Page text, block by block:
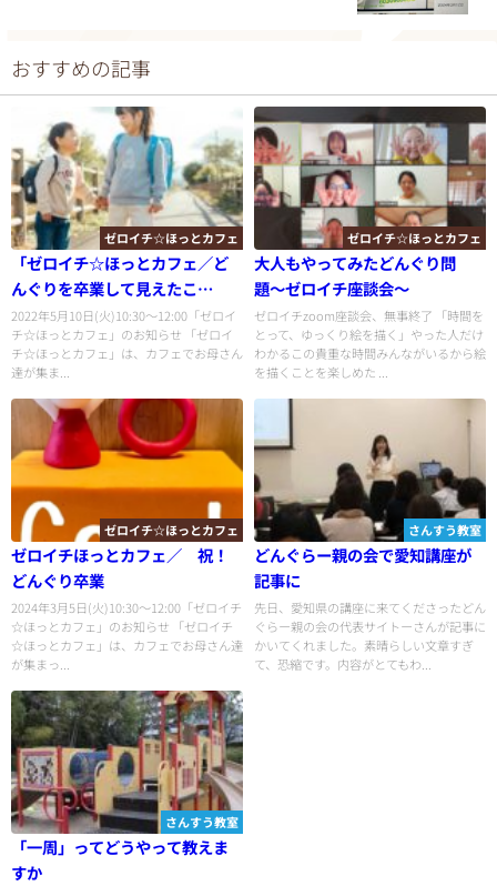
おすすめの記事
ゼロイチ☆ほっとカフェ
「ゼロイチ☆ほっとカフェ／ど
んぐりを卒業して見えたこ
と・・・
2022年5月10日(火)10:30〜12:00「ゼロイ
チ☆ほっとカフェ」のお知らせ 「ゼロイ
チ☆ほっとカフェ」は、カフェでお母さん
達が集ま...
ゼロイチ☆ほっとカフェ
大人もやってみたどんぐり問
題〜ゼロイチ座談会〜
ゼロイチzoom座談会、無事終了 「時間を
とって、ゆっくり絵を描く」やった人だけ
わかるこの貴重な時間みんながいるから絵
を描くことを楽しめた ...
ゼロイチ☆ほっとカフェ
ゼロイチほっとカフェ／ 祝！
どんぐり卒業
2024年3月5日(火)10:30〜12:00「ゼロイチ
☆ほっとカフェ」のお知らせ 「ゼロイチ
☆ほっとカフェ」は、カフェでお母さん達
が集まっ...
さんすう教室
どんぐらー親の会で愛知講座が
記事に
先日、愛知県の講座に来てくださったどん
ぐらー親の会の代表サイトーさんが記事に
かいてくれました。素晴らしい文章すぎ
て、恐縮です。内容がとてもわ...
さんすう教室
「一周」ってどうやって教えま
すか